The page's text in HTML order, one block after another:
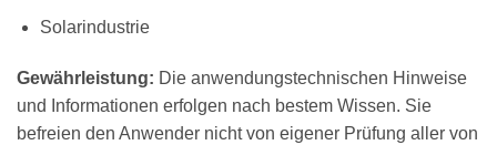
Solarindustrie
Gewährleistung: Die anwendungstechnischen Hinweise
und Informationen erfolgen nach bestem Wissen. Sie
befreien den Anwender nicht von eigener Prüfung aller von